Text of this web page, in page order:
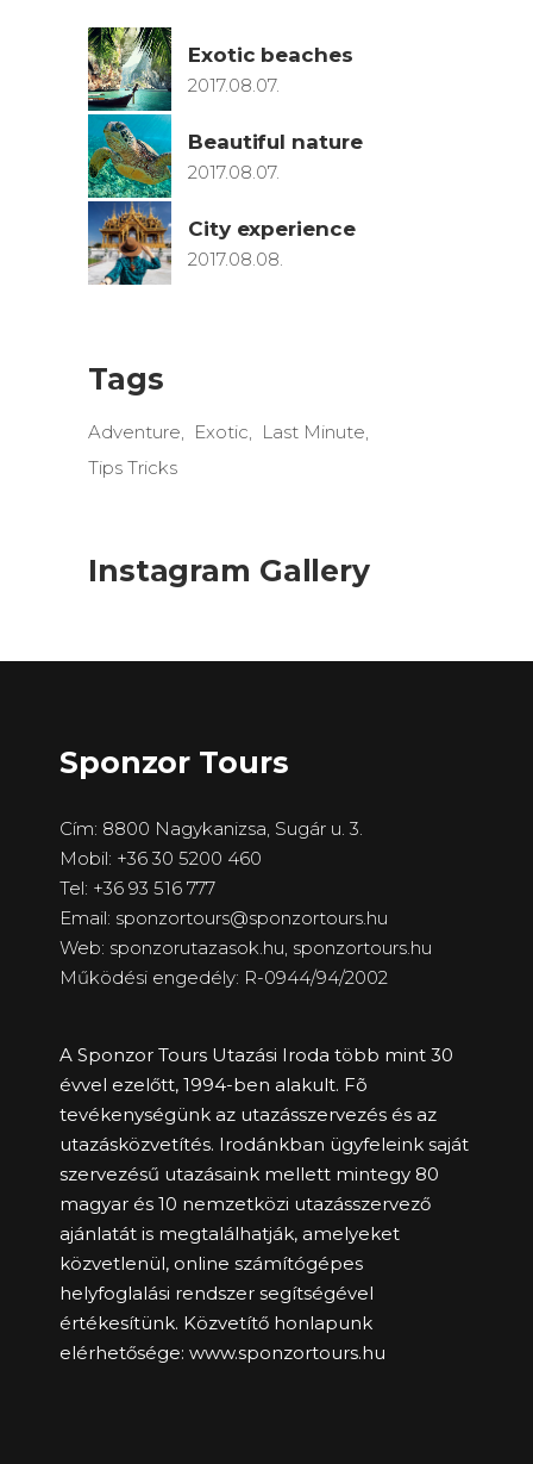
Exotic beaches
2017.08.07.
Beautiful nature
2017.08.07.
City experience
2017.08.08.
Tags
Adventure Exotic
Last Minute
Tips Tricks
Instagram Gallery
Sponzor Tours
Cím: 8800 Nagykanizsa, Sugár u. 3.
Mobil: +36 30 5200 460
Tel: +36 93 516 777
Email: sponzortours@sponzortours.hu
Web: sponzorutazasok.hu, sponzortours.hu
Működési engedély: R-0944/94/2002
A Sponzor Tours Utazási Iroda több mint 30
évvel ezelőtt, 1994-ben alakult. Fõ
tevékenységünk az utazásszervezés és az
utazásközvetítés. Irodánkban ügyfeleink saját
szervezésű utazásaink mellett mintegy 80
magyar és 10 nemzetközi utazásszervező
ajánlatát is megtalálhatják, amelyeket
közvetlenül, online számítógépes
helyfoglalási rendszer segítségével
értékesítünk. Közvetítő honlapunk
elérhetősége: www.sponzortours.hu